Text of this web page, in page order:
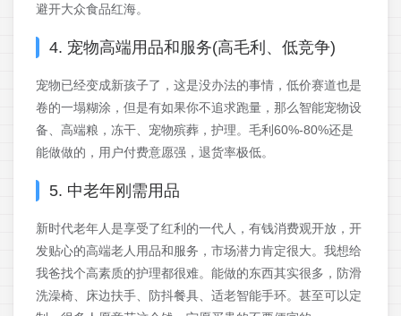
避开大众食品红海。
4. 宠物高端用品和服务(高毛利、低竞争)
宠物已经变成新孩子了，这是没办法的事情，低价赛道也是
卷的一塌糊涂，但是有如果你不追求跑量，那么智能宠物设
备、高端粮，冻干、宠物殡葬，护理。毛利60%-80%还是
能做做的，用户付费意愿强，退货率极低。
5. 中老年刚需用品
新时代老年人是享受了红利的一代人，有钱消费观开放，开
发贴心的高端老人用品和服务，市场潜力肯定很大。我想给
我爸找个高素质的护理都很难。能做的东西其实很多，防滑
洗澡椅、床边扶手、防抖餐具、适老智能手环。甚至可以定